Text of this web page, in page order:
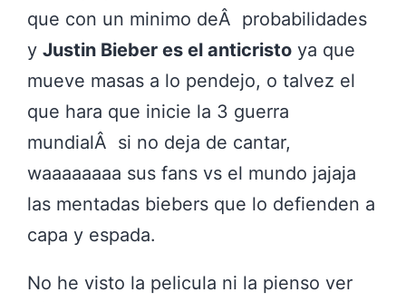
que con un minimo deÂ probabilidades
y Justin Bieber es el anticristo ya que
mueve masas a lo pendejo, o talvez el
que hara que inicie la 3 guerra
mundialÂ si no deja de cantar,
waaaaaaaa sus fans vs el mundo jajaja
las mentadas biebers que lo defienden a
capa y espada.
No he visto la pelicula ni la pienso ver